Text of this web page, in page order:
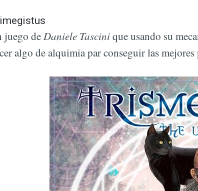
juego de Daniele Tascinique usando su
algo de alquimia par conseguir las mejores